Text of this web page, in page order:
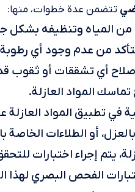
تتضمن عدة خطوات، منها:
من المياه وتنظيفه بشكل
من عدم وجود أي
أي تشققات أو ثقوب قد
المواد العازلة.
في تطبيق المواد
أو الطلاءات الخاصة
يتم إجراء اختبارات
الفحص البصري لهذا